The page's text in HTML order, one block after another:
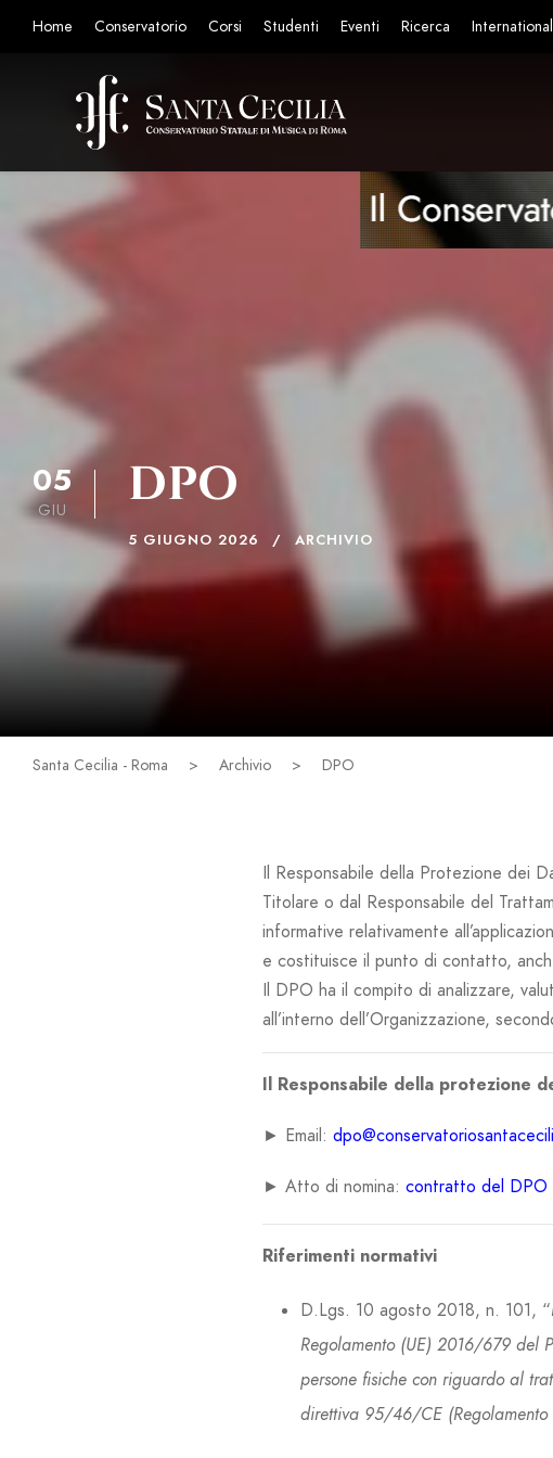
Home Conservatorio Corsi Studenti Eventi Ricerca International
05
GIU DPO
5 GIUGNO 2026 ARCHIVIO
Santa Cecilia - Roma > Archivio > DPO
Il Responsabile della Protezione dei
Titolare o dal Responsabile del
informative relativamente
e costituisce il punto di contatto,
Il DPO ha il compito di analizzare,
all’interno dell’Organizzazione,
Il Responsabile della protezione
► Email:
► Atto di nomina: contratto del DPO
Riferimenti normativi
D.Lgs. 10 agosto 2018, n. 101, “
Regolamento (UE) 2016/679 del
persone fisiche con riguardo al
direttiva 95/46/CE (Regolamento